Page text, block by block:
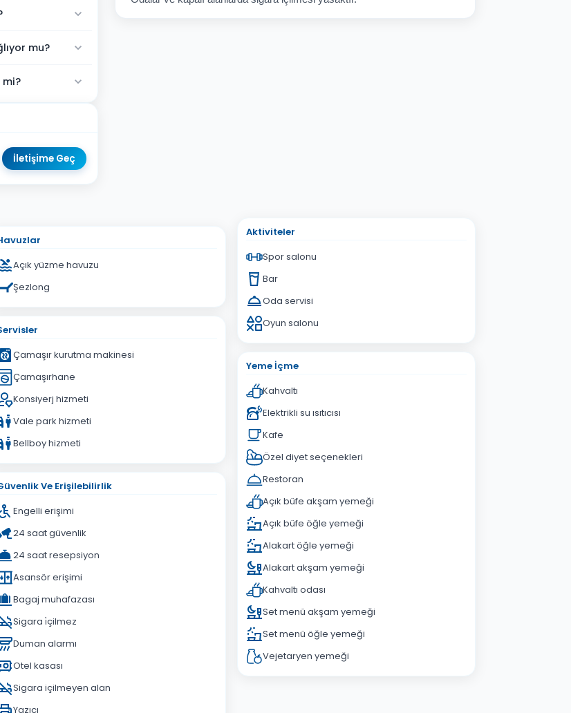
mu?
İletişime Geç
Açık yüzme havuzu
Şezlong
Çamaşır kurutma makinesi
Çamaşırhane
Konsiyerj hizmeti
Vale park hizmeti
Bellboy hizmeti
Ve Erişilebilirlik
Engelli erişimi
24 saat güvenlik
24 saat resepsiyon
Asansör erişimi
Bagaj muhafazası
Sigara i̇çilmez
Duman alarmı
Otel kasası
Sigara içilmeyen alan
Yazıcı
Aktiviteler
Spor salonu
Bar
Oda servisi
Oyun salonu
Yeme İçme
Kahvaltı
Elektrikli su ısıtıcısı
Kafe
Özel diyet seçenekleri
Restoran
Açık büfe akşam yemeği
Açık büfe öğle yemeği
Alakart öğle yemeği
Alakart akşam yemeği
Kahvaltı odası
Set menü akşam yemeği
Set menü öğle yemeği
Vejetaryen yemeği